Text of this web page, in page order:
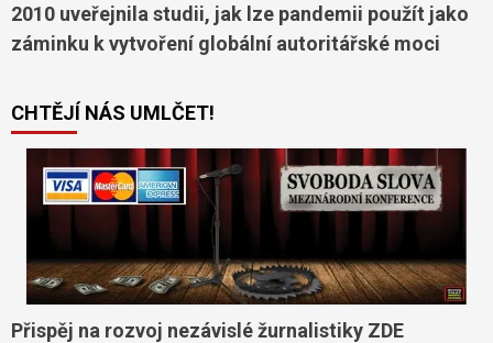
2010 uveřejnila studii, jak lze pandemii použít jako
záminku k vytvoření globální autoritářské moci
CHTĚJÍ NÁS UMLČET!
Přispěj na rozvoj nezávislé žurnalistiky ZDE